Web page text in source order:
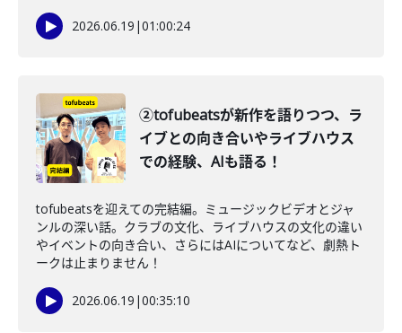
2026.06.19 |01:00:24
②tofubeatsが新作を語りつつ、ラ
イブとの向き合いやライブハウス
での経験、AIも語る！
tofubeatsを迎えての完結編。ミュージックビデオとジャ
ンルの深い話。クラブの文化、ライブハウスの文化の違い
やイベントの向き合い、さらにはAIについてなど、劇熱ト
ークは止まりません！
2026.06.19 |00:35:10